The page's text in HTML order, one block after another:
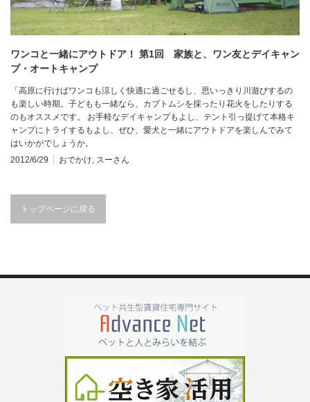
ワンコと一緒にアウトドア！ 第1回 家族と、ワン友とデイキャン
プ・オートキャンプ
「高原に行けばワンコも涼しく快適に過ごせるし、思いっきり川遊びするの
も楽しい時期。子どもも一緒なら、カブトムシを採ったり花火をしたりする
のもオススメです。 お手軽なデイキャンプもよし、テント引っ提げて本格キ
ャンプにトライするもよし、ぜひ、愛犬と一緒にアウトドアを楽しんでみて
はいかがでしょうか。
2012/6/29
おでかけ, スーさん
トップページに戻る